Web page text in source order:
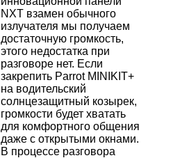
NXT взамен обычного
излучателя мы получаем
достаточную громкость,
этого недостатка при
разговоре нет. Если
закрепить Parrot MINIKIT+
на водительский
солнцезащитный козырек,
громкости будет хватать
для комфортного общения
даже с открытыми окнами.
В процессе разговора